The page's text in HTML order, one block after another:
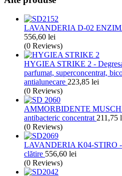
LAVANDERIA D-02
556,60 lei
(0 Reviews)
HYGIEA STRIKE 2 -
parfumat, superconcentrat,
antialunecare 223,85 lei
(0 Reviews)
AMMORBIDENTE
antibacteric concentrat 211,75
(0 Reviews)
LAVANDERIA K04-STIRO -
clătire 556,60 lei
(0 Reviews)